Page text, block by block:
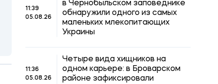
11:39
05.08.26
в Чернобыльском заповеднике
обнаружили одного из самых
маленьких млекопитающих
Украины
11:36
05.08.26
Четыре вида хищников на
одном карьере: в Броварском
районе зафиксировали